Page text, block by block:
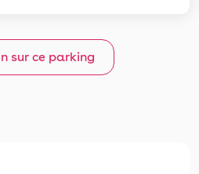
sur ce parking